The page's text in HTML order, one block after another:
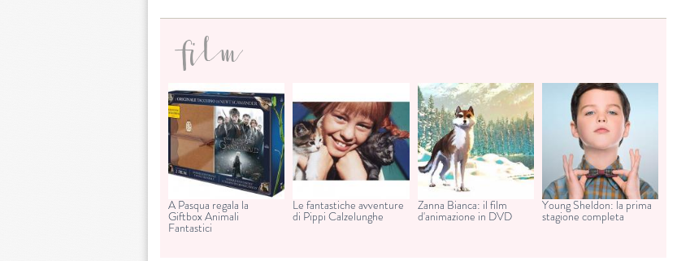
film
A Pasqua regala la
Giftbox Animali
Fantastici
Le fantastiche avventure
di Pippi Calzelunghe
Zanna Bianca: il film
d'animazione in DVD
Young Sheldon: la prima
stagione completa